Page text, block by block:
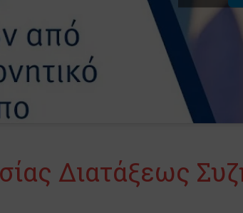
Διατάξεως